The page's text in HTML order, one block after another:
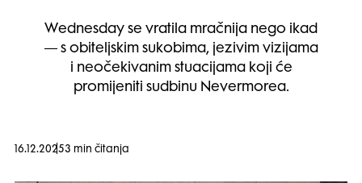
Wednesday se vratila mračnija nego ikad
— s obiteljskim sukobima, jezivim vizijama
i neočekivanim stuacijama koji će
promijeniti sudbinu Nevermorea.
16.12.20253 min čitanja